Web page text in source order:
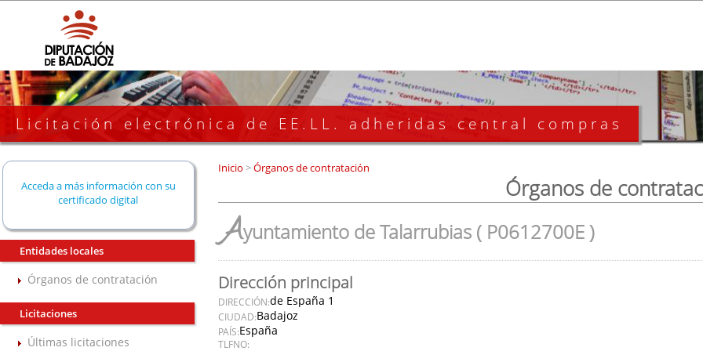
Licitación electrónica de EE.LL. adheridas central compras
Acceda a más información con su
certificado digital
Entidades locales
Órganos de contratación
Licitaciones
Últimas licitaciones
Inicio >Órganos de contratación
Órganos de
Ayuntamiento de Talarrubias ( P0612700E )
Dirección principal
DIRECCIÓN:de España 1
CIUDAD:Badajoz
PAÍS:España
TLFNO: